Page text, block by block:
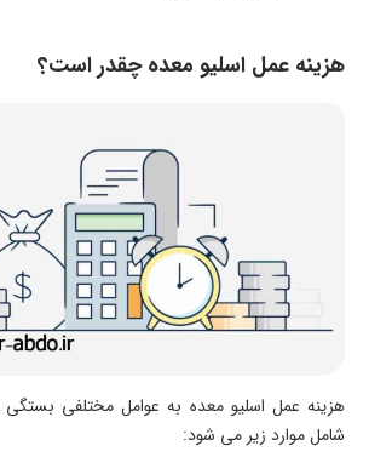
هزینه عمل اسلیو معده چقدر است؟
هزینه عمل اسلیو معده به عوامل مختلفی
شامل موارد زیر می شود: